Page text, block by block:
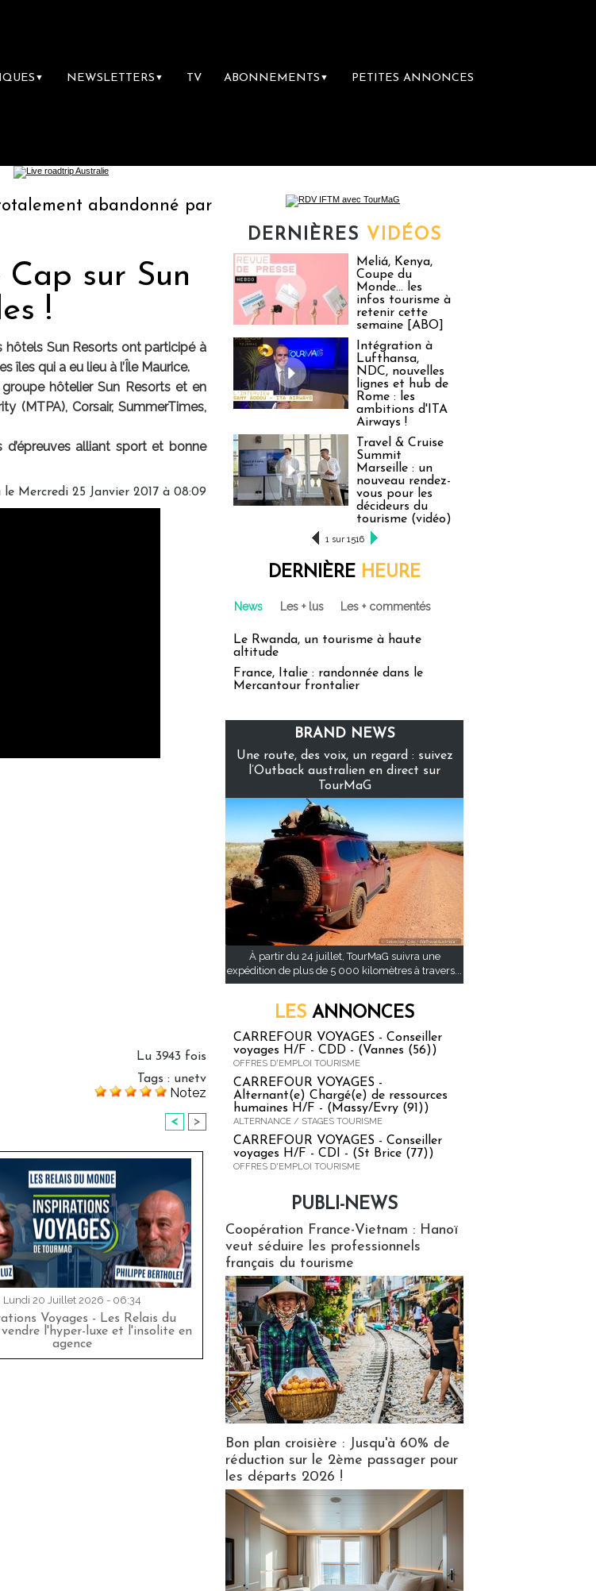
▼ NEWSLETTERS ▼ TV ABONNEMENTS ▼ PETITES ANNONCES
abandonné par les politiques français ! Hébergement non conforme :
sur Sun
!
hôtels Sun Resorts ont participé à
îles qui a eu lieu à l’Île Maurice.
hôtelier Sun Resorts et en
(MTPA), Corsair, SummerTimes,
alliant sport et bonne
le Mercredi 25 Janvier 2017 à 08:09
Lu 3943 fois
Tags : unetv
Notez
< >
Lundi 20 Juillet 2026 - 06:34
Voyages - Les Relais du
vendre l'hyper-luxe et l'insolite en
agence
DERNIÈRES VIDÉOS
Meliá, Kenya,
Coupe du
Monde… les
infos tourisme à
retenir cette
semaine [ABO]
Intégration à
Lufthansa,
NDC, nouvelles
lignes et hub de
Rome : les
ambitions d'ITA
Airways !
Travel & Cruise
Summit
Marseille : un
nouveau rendez-
vous pour les
décideurs du
tourisme (vidéo)
1 sur 1516
DERNIÈRE HEURE
News Les + lus Les + commentés
Le Rwanda, un tourisme à haute
altitude
France, Italie : randonnée dans le
Mercantour frontalier
BRAND NEWS
Une route, des voix, un regard : suivez
l’Outback australien en direct sur
TourMaG
À partir du 24 juillet, TourMaG suivra une
expédition de plus de 5 000 kilomètres à travers...
LES ANNONCES
CARREFOUR VOYAGES - Conseiller
voyages H/F - CDD - (Vannes (56))
OFFRES D'EMPLOI TOURISME
CARREFOUR VOYAGES -
Alternant(e) Chargé(e) de ressources
humaines H/F - (Massy/Evry (91))
ALTERNANCE / STAGES TOURISME
CARREFOUR VOYAGES - Conseiller
voyages H/F - CDI - (St Brice (77))
OFFRES D'EMPLOI TOURISME
PUBLI-NEWS
Coopération France-Vietnam : Hanoï
veut séduire les professionnels
français du tourisme
Bon plan croisière : Jusqu'à 60% de
réduction sur le 2ème passager pour
les départs 2026 !